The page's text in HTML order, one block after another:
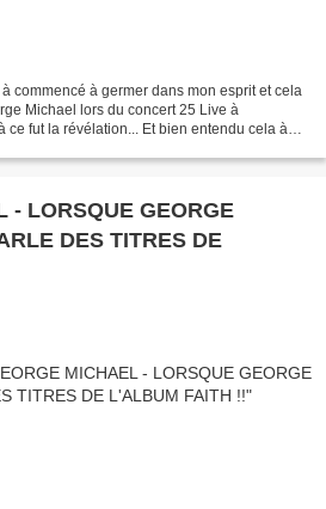
commencé à germer dans mon esprit et cela
Michael lors du concert 25 Live à
ce fut la révélation... Et bien entendu cela à
- LORSQUE GEORGE
DES TITRES DE